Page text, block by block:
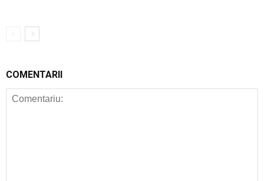
COMENTARII